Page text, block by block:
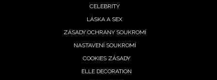
CELEBRITY
LÁSKA A SEX
ZÁSADY OCHRANY SOUKROMÍ
NASTAVENÍ SOUKROMÍ
COOKIES ZÁSADY
ELLE DECORATION